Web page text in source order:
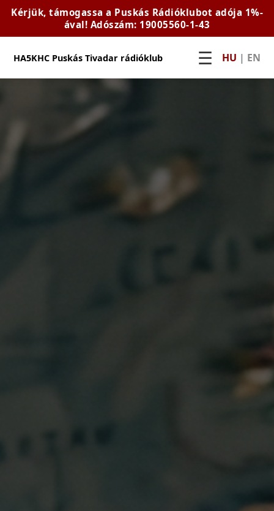
Kérjük, támogassa a Puskás Rádióklubot adója 1%-
ával! Adószám: 19005560-1-43
HA5KHC Puskás Tivadar rádióklub ☰ HU | EN